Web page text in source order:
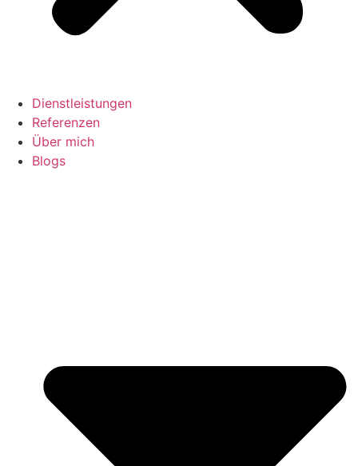
Dienstleistungen
Referenzen
Über mich
Blogs